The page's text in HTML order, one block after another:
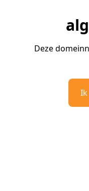
Deze